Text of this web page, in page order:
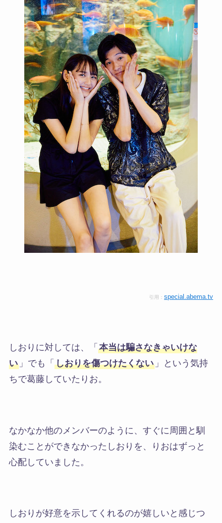
引用：special.abema.tv
しおりに対しては、「 本当は騙さなきゃいけな
い」でも「 しおりを傷つけたくない」という気持
ちで葛藤していたりお。
なかなか他のメンバーのように、すぐに周囲と馴
染むことができなかったしおりを、りおはずっと
心配していました。
しおりが好意を示してくれるのが嬉しいと感じつ